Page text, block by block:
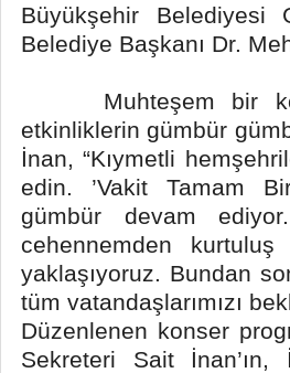
Büyükşehir Belediyesi
Belediye Başkanı Dr.
Muhteşem bir
etkinliklerin gümbür
İnan, “Kıymetli
edin. ’Vakit Tamam
gümbür devam
cehennemden
yaklaşıyoruz. Bundan
tüm vatandaşlarımızı
Düzenlenen konser
Sekreteri Sait